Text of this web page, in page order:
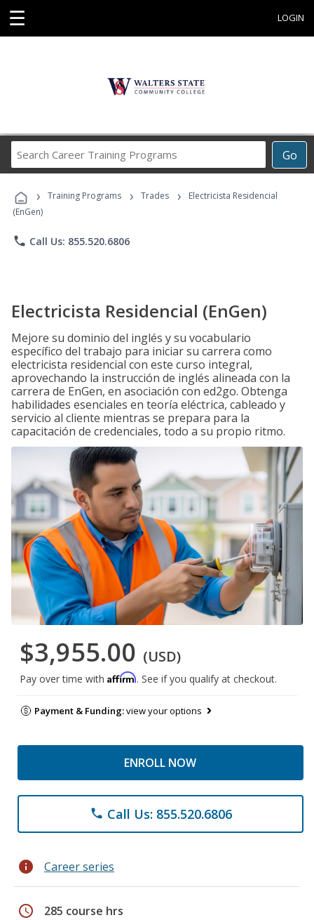
☰ LOGIN
Go
Career
Programs
› Training Programs › Trades ›
Electricista Residencial
(EnGen)
phone Call Us: 855.520.6806
Electricista Residencial (EnGen)
Mejore su dominio del inglés y su vocabulario
específico del trabajo para iniciar su carrera como
electricista residencial con este curso integral,
aprovechando la instrucción de inglés alineada con la
carrera de EnGen, en asociación con ed2go. Obtenga
habilidades esenciales en teoría eléctrica, cableado y
servicio al cliente mientras se prepara para la
capacitación de credenciales, todo a su propio ritmo.
$3,955.00 (USD)
Pay over time with Affirm. See if you qualify at checkout.
Payment & Funding:view your options
ENROLL NOW
phone Call Us: 855.520.6806
info Career series
schedule 285 course hrs